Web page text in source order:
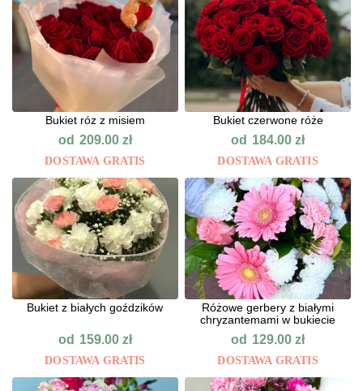
Bukiet róz z misiem
od 209.00 zł
DOSTAWA GRATIS
Bukiet czerwone róże
od 184.00zł
DOSTAWA GRATIS
Bukiet z białych goździków
od 159.00 zł
DOSTAWA GRATIS
Różowe gerbery z białymi
chryzantemami w bukiecie
od 129.00zł
DOSTAWA GRATIS